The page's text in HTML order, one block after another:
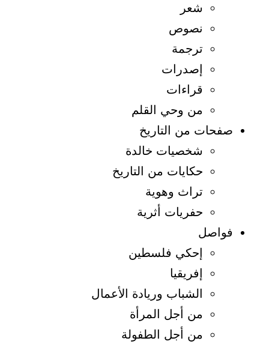
شعر
نصوص
ترجمة
إصدرات
قراءات
من وحي القلم
صفحات من التاريخ
شخصيات خالدة
حكايات من التاريخ
تراث وهوية
حفريات أثرية
فواصل
إحكي فلسطين
إفريقيا
الشباب وريادة الأعمال
من أجل المرأة
من أجل الطفولة